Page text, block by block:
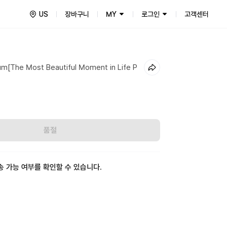
US 장바구니 MY 로그인 고객센터
Most Beautiful Moment in Life P
품절
가능 여부를 확인할 수 있습니다.